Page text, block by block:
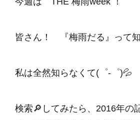
皆さん！ 『梅雨だる』って
私は全然知らなくて(゜-゜)💦
検索🔎してみたら、2016年の